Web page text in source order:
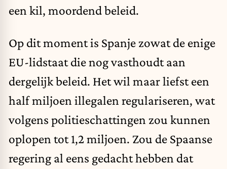
een kil, moordend beleid.
Op dit moment is Spanje zowat de enige
EU-lidstaat die nog vasthoudt aan
dergelijk beleid. Het wil maar liefst een
half miljoen illegalen regulariseren, wat
volgens politieschattingen zou kunnen
oplopen tot 1,2 miljoen. Zou de Spaanse
regering al eens gedacht hebben dat